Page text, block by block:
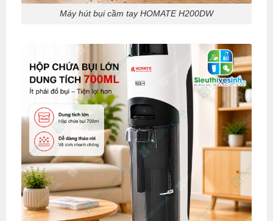
Máy hút bụi cầm tay HOMATE H200DW